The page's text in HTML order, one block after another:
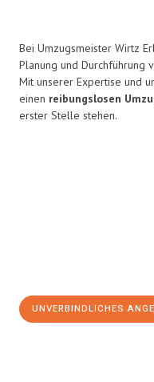
Bei Umzugsmeister Wirtz
Planung und Durchführung
Mit unserer Expertise und
einen reibungslosen
erster Stelle stehen.
UNVERBINDLICHES